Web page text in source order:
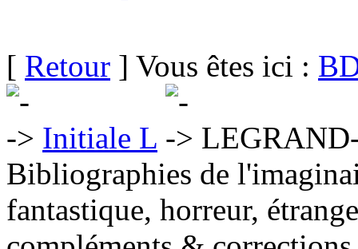
[ Retour ] Vous êtes ici :
Initiale L
Bibliographies de
fantastique, horreur,